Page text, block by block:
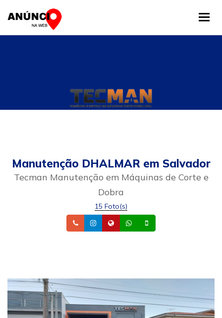
Manutenção DHALMAR em Salvador
Tecman Manutenção em Máquinas de Corte e
Dobra
15 Foto(s)
TelefoneInstagram
Site Whatsapp